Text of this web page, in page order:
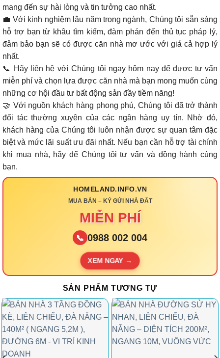
mang đến sự hài lòng và tin tưởng cao nhất.
💼 Với kinh nghiệm lâu năm trong ngành, Chúng tôi sẵn sàng
hỗ trợ bạn từ khâu tìm kiếm, đàm phán đến thủ tục pháp lý,
đảm bảo bạn sẽ có được căn nhà mơ ước với giá cả hợp lý
nhất.
📞 Hãy liên hệ với Chúng tôi ngay hôm nay để được tư vấn
miễn phí và chọn lựa được căn nhà mà bạn mong muốn cùng
những cơ hội đầu tư bất động sản đầy tiềm năng!
🤝 Với nguồn khách hàng phong phú, Chúng tôi đã trở thành
đối tác thường xuyên của các ngân hàng uy tín. Nhờ đó,
khách hàng của Chúng tôi luôn nhận được sự quan tâm đặc
biệt và mức lãi suất ưu đãi nhất. Nếu bạn cần hỗ trợ tài chính
khi mua nhà, hãy để Chúng tôi tư vấn và đồng hành cùng
bạn.
HOMELAND.INFO.VN
MUA BÁN – KÝ GỬI NHÀ ĐẤT
MIỄN PHÍ
📞 0988 002 004
XEM NGAY →
SẢN PHẨM TƯƠNG TỰ